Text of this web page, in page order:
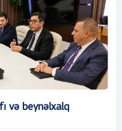
və beynəlxalq